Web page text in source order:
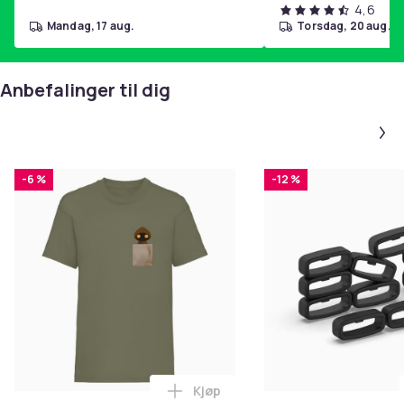
mandag, 17 aug.
4,6
torsdag, 20 aug.
Anbefalinger til dig
-6 %
Legg Star Wars Unisex Adult
Kjøp
-12 %